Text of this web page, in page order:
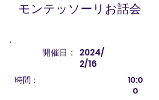
モンテッソーリお話会
開催日：
2024/
2/16
時間：
10:0
0